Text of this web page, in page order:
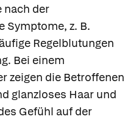
nach der
Symptome, z. B.
Regelblutungen
Bei einem
zeigen die Betroffenen
glanzloses Haar und
Gefühl auf der